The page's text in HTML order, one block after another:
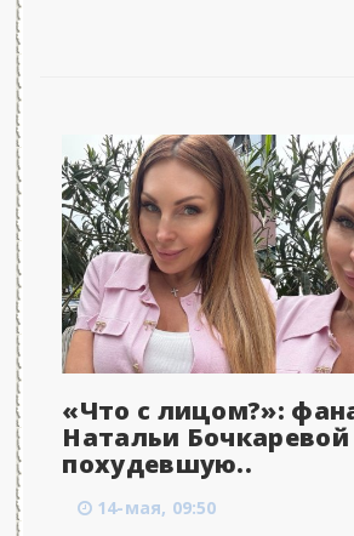
«Что с лицом?»:
Натальи Бочкаревой
похудевшую..
14-мая, 09:50